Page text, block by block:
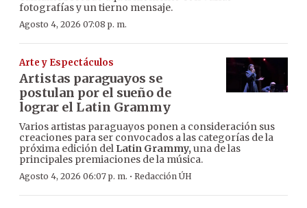
fotografías y un tierno mensaje.
Agosto 4, 2026 07:08 p. m.
Arte y Espectáculos
Artistas paraguayos se
postulan por el sueño de
lograr el Latin Grammy
Varios artistas paraguayos ponen a consideración sus
creaciones para ser convocados a las categorías de la
próxima edición del Latin Grammy, una de las
principales premiaciones de la música.
Agosto 4, 2026 06:07 p. m. · Redacción ÚH